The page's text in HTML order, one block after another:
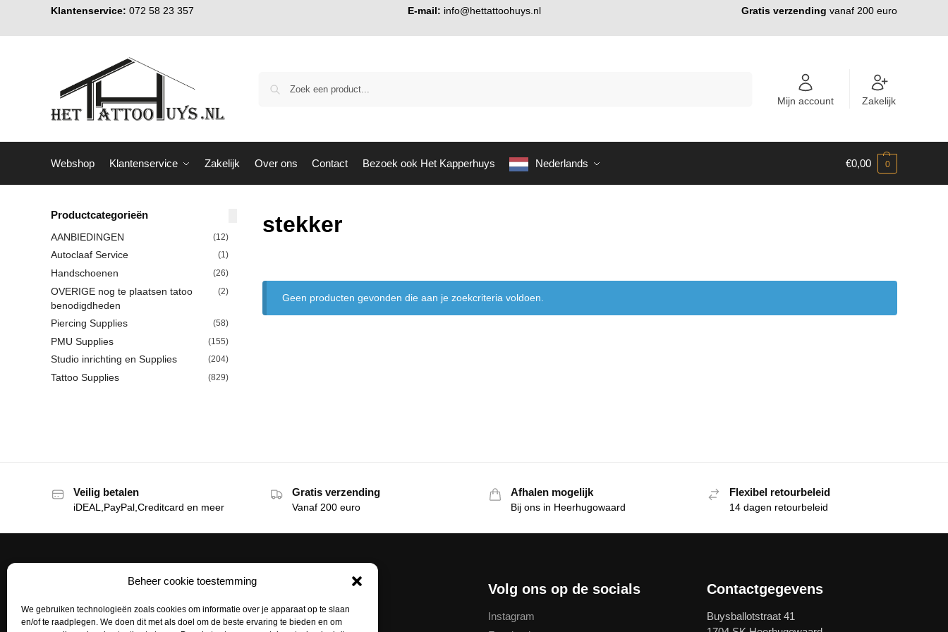
Beheer cookie toestemming
We gebruiken technologieën zoals cookies om informatie over je apparaat op te slaan
en/of te raadplegen. We doen dit met als doel om de beste ervaring te bieden en om
Klantenservice: 072 58 23 357 E-mail: info@hettattoohuys.nl Gratis verzending vanaf 200 euro
Mijn account Zakelijk
Webshop Klantenservice Zakelijk Over ons Contact Bezoek ook Het Kapperhuys Nederlands €0,00 0
stekker
Geen producten gevonden die aan je zoekcriteria voldoen.
Productcategorieën
AANBIEDINGEN (12)
Autoclaaf Service (1)
Handschoenen (26)
OVERIGE nog te plaatsen tatoo
benodigdheden
(2)
Piercing Supplies (58)
PMU Supplies (155)
Studio inrichting en Supplies (204)
Tattoo Supplies (829)
Veilig betalen
iDEAL,PayPal,Creditcard en meer
Gratis verzending
Vanaf 200 euro
Afhalen mogelijk
Bij ons in Heerhugowaard
Flexibel retourbeleid
14 dagen retourbeleid
Het Tattoohuys
Een complete inrichting voor je
Klantenservice
Bestellen
Volg ons op de socials
Instagram
Contactgegevens
Buysballotstraat 41